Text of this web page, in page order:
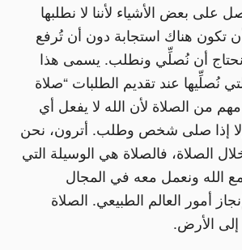
على بعض الأشياء لأننا لا نطلبها
تكون هناك استجابة دون أن تُرفع
أن نُصلِّي ونطلب. يسمى هذا
نُصلِّيها عند تقديم الطلبات “صلاة
من الصلاة لأن الله لا يفعل أي
إذا صلى شخص وطلب. أترون، نحن
الصلاة، فالصلاة هي الوسيلة التي
الله ونعمل معه في المجال
أمور العالم الطبيعي. الصلاة
الأرض.